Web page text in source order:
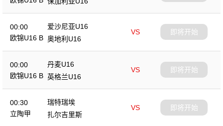
00:00
欧锦U16 B
爱沙尼亚U16
VS
奥地利U16
即将开始
00:00
欧锦U16 B
丹麦U16
VS
英格兰U16
即将开始
00:30
立陶甲
瑞特瑞埃
VS
扎尔吉里斯
即将开始